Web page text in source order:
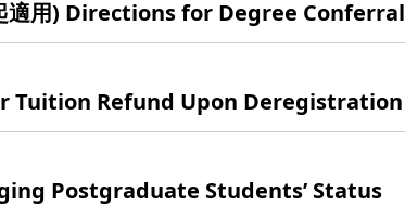
適用) Directions for Degree Conferral
Tuition Refund Upon Deregistration
Postgraduate Students’ Status